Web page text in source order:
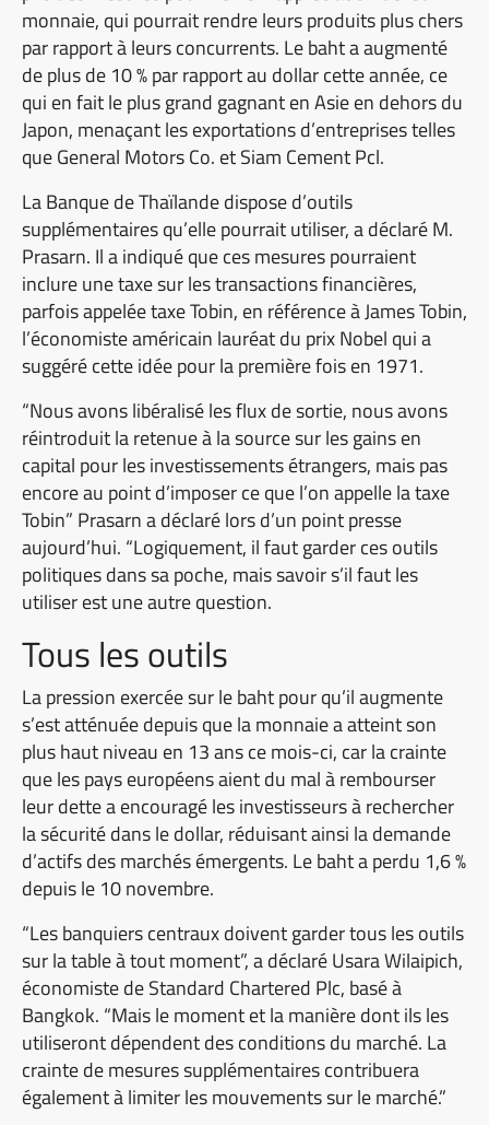
monnaie, qui pourrait rendre leurs produits plus chers
par rapport à leurs concurrents. Le baht a augmenté
de plus de 10 % par rapport au dollar cette année, ce
qui en fait le plus grand gagnant en Asie en dehors du
Japon, menaçant les exportations d’entreprises telles
que General Motors Co. et Siam Cement Pcl.
La Banque de Thaïlande dispose d’outils
supplémentaires qu’elle pourrait utiliser, a déclaré M.
Prasarn. Il a indiqué que ces mesures pourraient
inclure une taxe sur les transactions financières,
parfois appelée taxe Tobin, en référence à James Tobin,
l’économiste américain lauréat du prix Nobel qui a
suggéré cette idée pour la première fois en 1971.
“Nous avons libéralisé les flux de sortie, nous avons
réintroduit la retenue à la source sur les gains en
capital pour les investissements étrangers, mais pas
encore au point d’imposer ce que l’on appelle la taxe
Tobin” Prasarn a déclaré lors d’un point presse
aujourd’hui. “Logiquement, il faut garder ces outils
politiques dans sa poche, mais savoir s’il faut les
utiliser est une autre question.
Tous les outils
La pression exercée sur le baht pour qu’il augmente
s’est atténuée depuis que la monnaie a atteint son
plus haut niveau en 13 ans ce mois-ci, car la crainte
que les pays européens aient du mal à rembourser
leur dette a encouragé les investisseurs à rechercher
la sécurité dans le dollar, réduisant ainsi la demande
d’actifs des marchés émergents. Le baht a perdu 1,6 %
depuis le 10 novembre.
“Les banquiers centraux doivent garder tous les outils
sur la table à tout moment”, a déclaré Usara Wilaipich,
économiste de Standard Chartered Plc, basé à
Bangkok. “Mais le moment et la manière dont ils les
utiliseront dépendent des conditions du marché. La
crainte de mesures supplémentaires contribuera
également à limiter les mouvements sur le marché.”